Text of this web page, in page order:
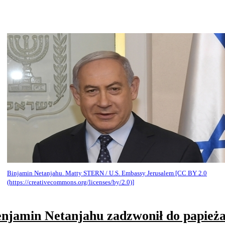
Binjamin Netanjahu. Matty STERN / U.S. Embassy Jerusalem [CC BY 2.0
(https://creativecommons.org/licenses/by/2.0)]
Netanjahu zadzwonił do